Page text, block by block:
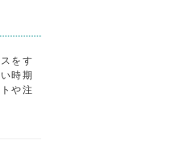
をす
時期
や注